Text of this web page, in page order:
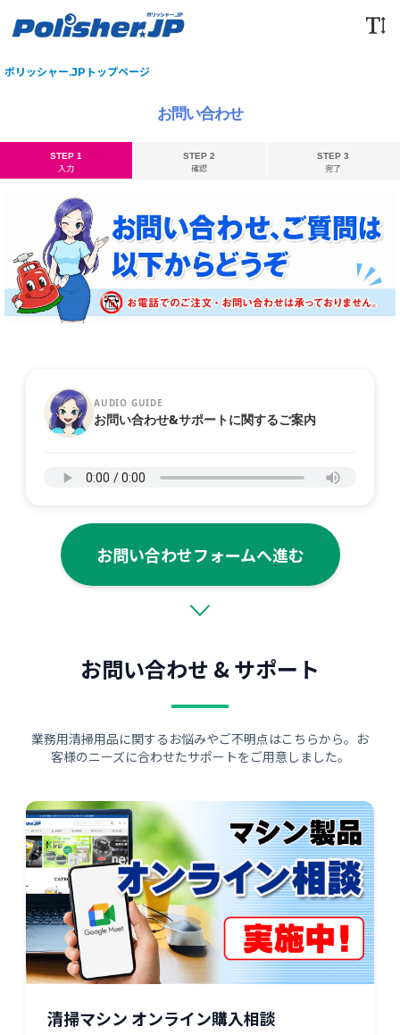
ポリッシャー.JPトップページ
お問い合わせ
STEP 1
入力
STEP 2
確認
STEP 3
完了
AUDIO GUIDE
お問い合わせ&サポートに関するご案内
お問い合わせフォームへ進む
お問い合わせ & サポート
業務用清掃用品に関するお悩みやご不明点はこちらから。お
客様のニーズに合わせたサポートをご用意しました。
清掃マシン オンライン購入相談